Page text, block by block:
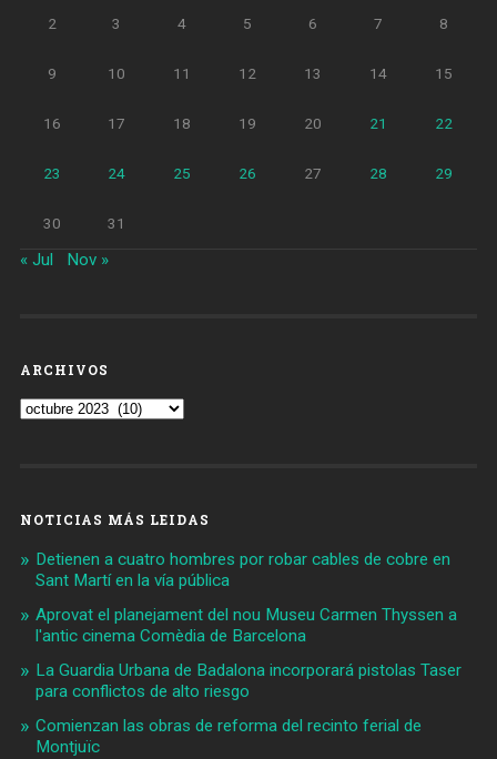
2 3 4 5 6 7 8
9 10 11 12 13 14 15
16 17 18 19 20 21 22
23 24 25 26 27 28 29
30 31
« Jul Nov »
ARCHIVOS
Archivos
NOTICIAS MÁS LEIDAS
Detienen a cuatro hombres por robar cables de cobre en
Sant Martí en la vía pública
Aprovat el planejament del nou Museu Carmen Thyssen a
l'antic cinema Comèdia de Barcelona
La Guardia Urbana de Badalona incorporará pistolas Taser
para conflictos de alto riesgo
Comienzan las obras de reforma del recinto ferial de
Montjuïc